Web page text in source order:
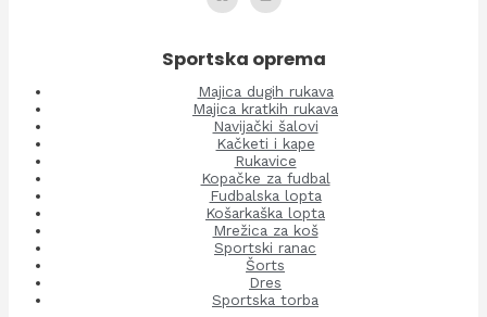
Sportska oprema
Majica dugih rukava
Majica kratkih rukava
Navijački šalovi
Kačketi i kape
Rukavice
Kopačke za fudbal
Fudbalska lopta
Košarkaška lopta
Mrežica za koš
Sportski ranac
Šorts
Dres
Sportska torba